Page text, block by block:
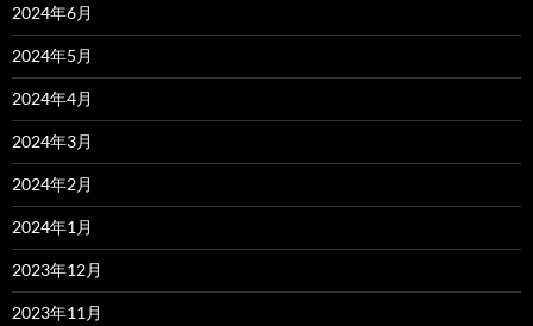
2024年6月
2024年5月
2024年4月
2024年3月
2024年2月
2024年1月
2023年12月
2023年11月